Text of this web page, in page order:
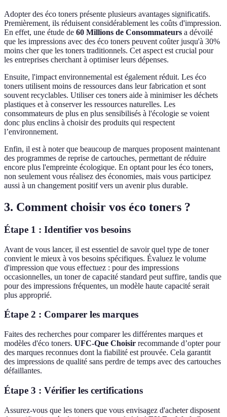
Adopter des éco toners présente plusieurs avantages significatifs.
Premièrement, ils réduisent considérablement les coûts d'impression.
En effet, une étude de 60 Millions de Consommateurs a dévoilé
que les impressions avec des éco toners peuvent coûter jusqu'à 30%
moins cher que les toners traditionnels. Cet aspect est crucial pour
les entreprises cherchant à optimiser leurs dépenses.
Ensuite, l'impact environnemental est également réduit. Les éco
toners utilisent moins de ressources dans leur fabrication et sont
souvent recyclables. Utiliser ces toners aide à minimiser les déchets
plastiques et à conserver les ressources naturelles. Les
consommateurs de plus en plus sensibilisés à l'écologie se voient
donc plus enclins à choisir des produits qui respectent
l’environnement.
Enfin, il est à noter que beaucoup de marques proposent maintenant
des programmes de reprise de cartouches, permettant de réduire
encore plus l'empreinte écologique. En optant pour les éco toners,
non seulement vous réalisez des économies, mais vous participez
aussi à un changement positif vers un avenir plus durable.
3. Comment choisir vos éco toners ?
Étape 1 : Identifier vos besoins
Avant de vous lancer, il est essentiel de savoir quel type de toner
convient le mieux à vos besoins spécifiques. Évaluez le volume
d'impression que vous effectuez : pour des impressions
occasionnelles, un toner de capacité standard peut suffire, tandis que
pour des impressions fréquentes, un modèle haute capacité serait
plus approprié.
Étape 2 : Comparer les marques
Faites des recherches pour comparer les différentes marques et
modèles d'éco toners. UFC-Que Choisir recommande d’opter pour
des marques reconnues dont la fiabilité est prouvée. Cela garantit
des impressions de qualité sans perdre de temps avec des cartouches
défaillantes.
Étape 3 : Vérifier les certifications
Assurez-vous que les toners que vous envisagez d'acheter disposent